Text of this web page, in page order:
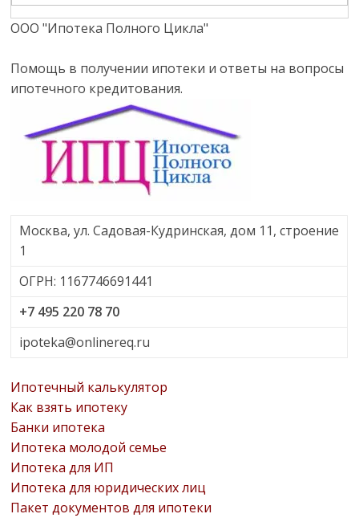
ООО "Ипотека Полного Цикла"
Помощь в получении ипотеки и ответы на вопросы
ипотечного кредитования.
Москва, ул. Садовая-Кудринская, дом 11, строение
1
ОГРН: 1167746691441
+7 495 220 78 70
ipoteka@onlinereq.ru
Ипотечный калькулятор
Как взять ипотеку
Банки ипотека
Ипотека молодой семье
Ипотека для ИП
Ипотека для юридических лиц
Пакет документов для ипотеки